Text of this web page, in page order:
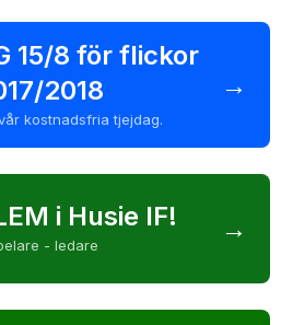
15/8 för flickor
2018
kostnadsfria tjejdag.
→
i Husie IF!
- ledare
→